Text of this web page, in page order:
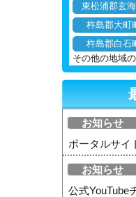
東松浦郡玄
杵島郡大町
杵島郡白石
その他の地域
お知らせ
ポータルサイ
お知らせ
公式YouTube